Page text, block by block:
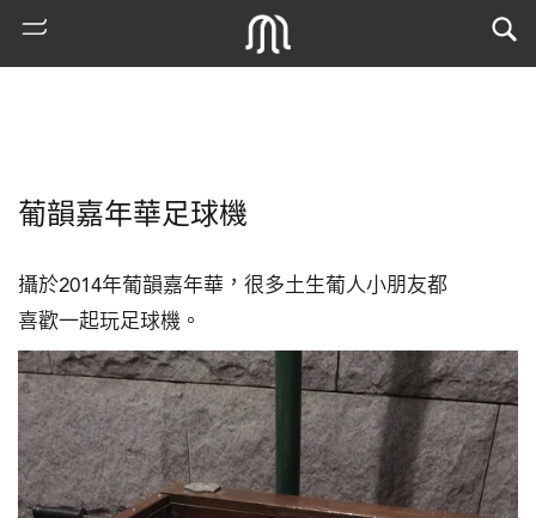
熱
索
古
葡韻嘉年華足球機
攝於2014年葡韻嘉年華，很多土生葡人小朋友都
喜歡一起玩足球機。